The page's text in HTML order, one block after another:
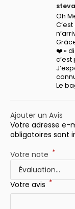
Oh
❤️ »
c’est
Le
Ajouter un Avis
Votre adresse e-
obligatoires sont
Votre note *
Votre avis *